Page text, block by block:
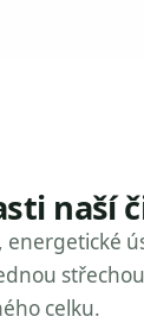
naší
celku.